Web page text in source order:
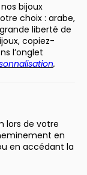
bijoux
choix : arabe,
liberté de
copiez-
l’onglet
.
lors de votre
en
en accédant la